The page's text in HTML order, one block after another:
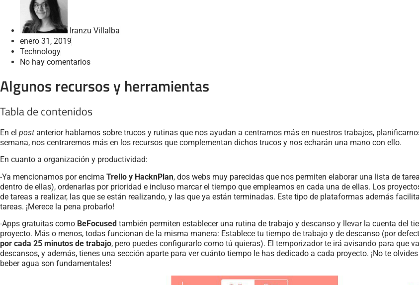
Iranzu Villalba
enero 31, 2019
Technology
No hay comentarios
Algunos recursos y herramientas
Tabla de contenidos
En el post anterior hablamos sobre trucos y rutinas que nos ayudan a centrarnos más en nuestros trabajos,
semana, nos centraremos más en los recursos que complementan dichos trucos y nos echarán una mano con ello.
En cuanto a organización y productividad:
-Ya mencionamos por encima Trello y HacknPlan, dos webs muy parecidas que nos permiten elaborar una lista de
dentro de ellas), ordenarlas por prioridad e incluso marcar el tiempo que empleamos en cada una de ellas. Los
de tareas a realizar, las que se están realizando, y las que ya están terminadas. Este tipo de plataformas además
tareas. ¡Merece la pena probarlo!
-Apps gratuitas como BeFocused también permiten establecer una rutina de trabajo y descanso y llevar la cuenta del
proyecto. Más o menos, todas funcionan de la misma manera: Establece tu tiempo de trabajo y de descanso (por
por cada 25 minutos de trabajo, pero puedes configurarlo como tú quieras). El temporizador te irá avisando para que
descansos, y además, tienes una sección aparte para ver cuánto tiempo le has dedicado a cada proyecto. ¡No te
beber agua son fundamentales!